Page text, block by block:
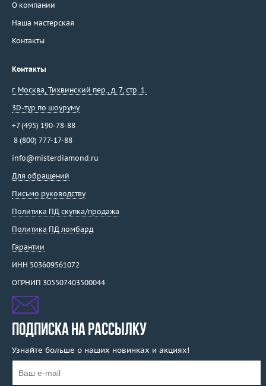
О компании
Наша мастерская
Контакты
Контакты
г. Москва, Тихвинский пер., д. 7, стр. 1.
3D-тур по шоуруму
+7 (495) 190-78-88
8 (800) 777-17-88
info@misterdiamond.ru
Для обращений
Письмо руководству
Политика ПД скупка/продажа
Политика ПД ломбард
Гарантии
ИНН 503609561072
ОГРНИП 305507403500044
ПОДПИСКА НА РАССЫЛКУ
Узнайте больше о наших новинках и акциях!